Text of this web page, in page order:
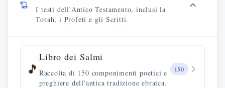
I testi dell'Antico Testamento, inclusi la
Torah, i Profeti e gli Scritti.
🎵
Libro dei Salmi
Raccolta di 150 componimenti poetici e
preghiere dell'antica tradizione ebraica.
150